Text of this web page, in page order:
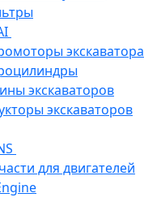
экскаватора
экскаваторов
экскаваторов
для двигателей